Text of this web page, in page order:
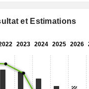
et Estimations